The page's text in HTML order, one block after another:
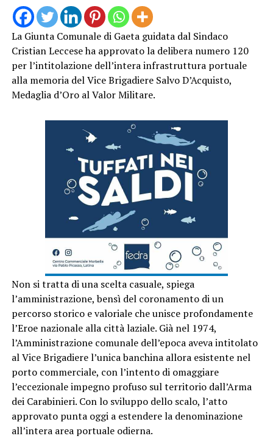
La Giunta Comunale di Gaeta guidata dal Sindaco
Cristian Leccese ha approvato la delibera numero 120
per l’intitolazione dell’intera infrastruttura portuale
alla memoria del Vice Brigadiere Salvo D’Acquisto,
Medaglia d’Oro al Valor Militare.
Non si tratta di una scelta casuale, spiega
l’amministrazione, bensì del coronamento di un
percorso storico e valoriale che unisce profondamente
l’Eroe nazionale alla città laziale. Già nel 1974,
l’Amministrazione comunale dell’epoca aveva intitolato
al Vice Brigadiere l’unica banchina allora esistente nel
porto commerciale, con l’intento di omaggiare
l’eccezionale impegno profuso sul territorio dall’Arma
dei Carabinieri. Con lo sviluppo dello scalo, l’atto
approvato punta oggi a estendere la denominazione
all’intera area portuale odierna.